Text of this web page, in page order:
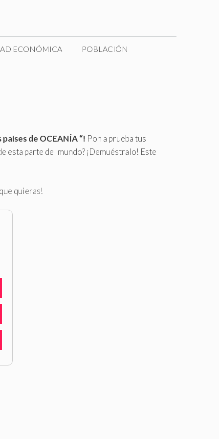
ECONÓMICA POBLACIÓN
de OCEANÍA “! Pon a prueba tus
esta parte del mundo? ¡Demuéstralo! Este
quieras!